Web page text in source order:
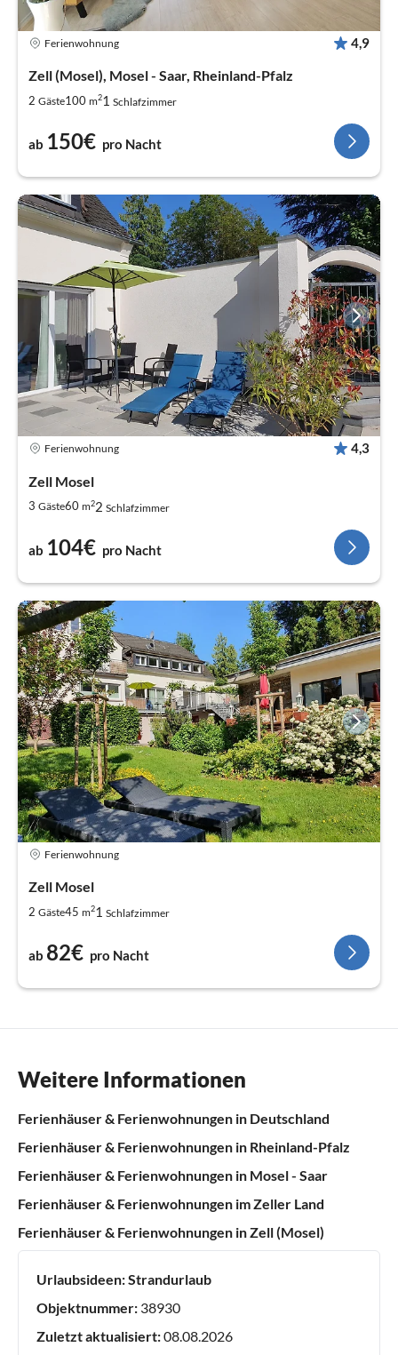
Ferienwohnung 4,9
Zell (Mosel), Mosel - Saar, Rheinland-Pfalz
2 Gäste100 m21 Schlafzimmer
ab 150€ pro Nacht
Ferienwohnung 4,3
Zell Mosel
3 Gäste60 m22 Schlafzimmer
ab 104€ pro Nacht
Ferienwohnung
Zell Mosel
2 Gäste45 m21 Schlafzimmer
ab 82€ pro Nacht
Weitere Informationen
Ferienhäuser & Ferienwohnungen in Deutschland
Ferienhäuser & Ferienwohnungen in Rheinland-Pfalz
Ferienhäuser & Ferienwohnungen in Mosel - Saar
Ferienhäuser & Ferienwohnungen im Zeller Land
Ferienhäuser & Ferienwohnungen in Zell (Mosel)
Urlaubsideen:Strandurlaub
Objektnummer: 38930
Zuletzt aktualisiert:08.08.2026